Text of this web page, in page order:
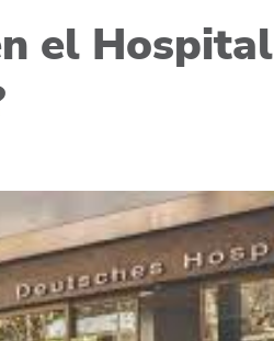
el Hospital